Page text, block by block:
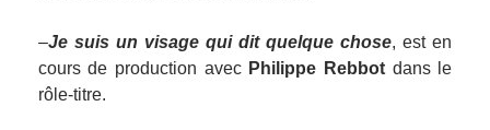
–Je suis un visage qui dit quelque chose, est en
cours de production avec Philippe Rebbot dans le
rôle-titre.